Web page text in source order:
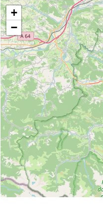
+
−